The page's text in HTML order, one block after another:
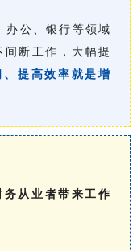
办公、银行等领域
断工作，大幅提
提高效率就是增
务从业者带来工作